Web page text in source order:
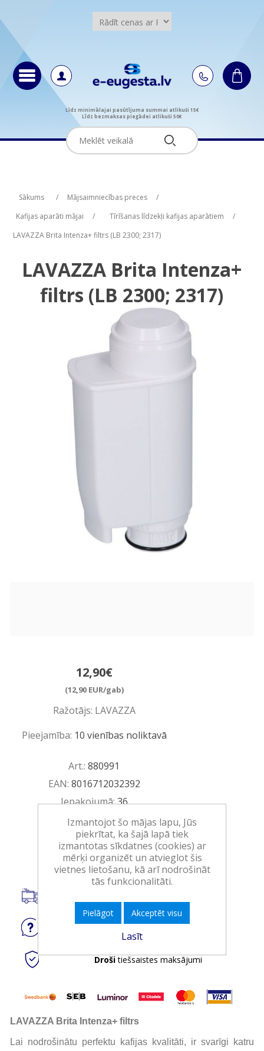
Līdz minimālajai pasūtījuma summai atlikuši 15€
Līdz bezmaksas piegādei atlikuši 50€
Sākums / Mājsaimniecības preces
/
Kafijas aparāti mājai
/ Tīrīšanas līdzekļi kafijas aparātiem
/
LAVAZZA Brita Intenza+ filtrs (LB 2300; 2317)
LAVAZZA Brita Intenza+
filtrs (LB 2300; 2317)
12,90€
(12,90 EUR/gab)
Ražotājs: LAVAZZA
Pieejamība: 10 vienības noliktavā
Art.: 880991
EAN: 8016712032392
Iepakojumā:36
Minimālais daudzums:1
Ielikt grozā
Drošitiešsaistes maksājumi
LAVAZZA Brita Intenza+ filtrs
Lai nodrošinātu perfektu kafijas kvalitāti, ir svarīgi katru
Izmantojot šo mājas lapu, Jūs
piekrītat, ka šajā lapā tiek
izmantotas sīkdatnes (cookies) ar
mērķi organizēt un atvieglot šis
vietnes lietošanu, kā arī nodrošināt
tās funkcionalitāti.
Pielāgot Akceptēt visu
Lasīt